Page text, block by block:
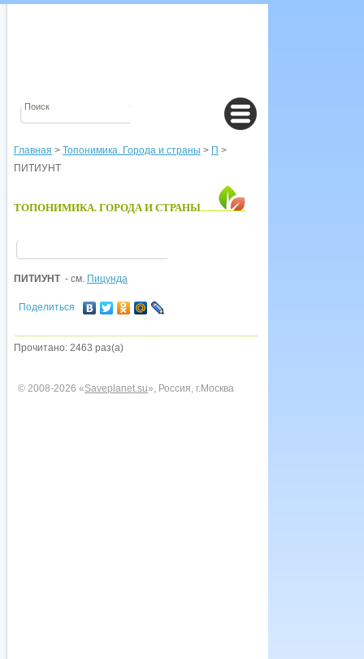
Главная > Топонимика. Города и страны > П >
ПИТИУНТ
ТОПОНИМИКА. ГОРОДА И СТРАНЫ
ПИТИУНТ - см. Пицунда
Поделиться
Прочитано: 2463 раз(а)
© 2008-2026 «Saveplanet.su», Россия, г.Москва